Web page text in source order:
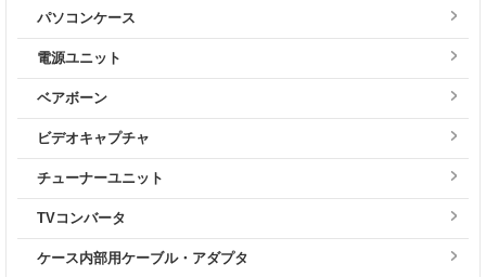
パソコンケース
電源ユニット
ベアボーン
ビデオキャプチャ
チューナーユニット
TVコンバータ
ケース内部用ケーブル・アダプタ